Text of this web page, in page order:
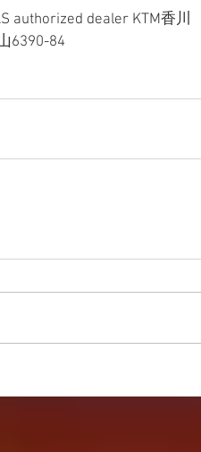
authorized dealer KTM香川
6390-84